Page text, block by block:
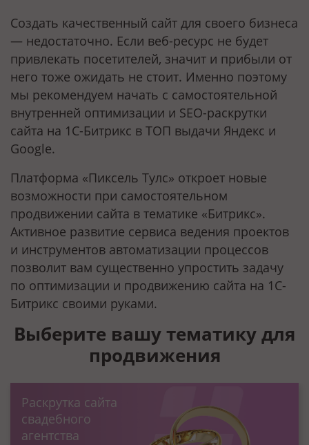
Создать качественный сайт для своего бизнеса
— недостаточно. Если веб-ресурс не будет
привлекать посетителей, значит и прибыли от
него тоже ожидать не стоит. Именно поэтому
мы рекомендуем начать с самостоятельной
внутренней оптимизации и SEO-раскрутки
сайта на 1С-Битрикс в ТОП выдачи Яндекс и
Google.
Платформа «Пиксель Тулс» откроет новые
возможности при самостоятельном
продвижении сайта в тематике «Битрикс».
Активное развитие сервиса ведения проектов
и инструментов автоматизации процессов
позволит вам существенно упростить задачу
по оптимизации и продвижению сайта на 1С-
Битрикс своими руками.
Выберите вашу тематику для
продвижения
Раскрутка сайта
свадебного
агентства